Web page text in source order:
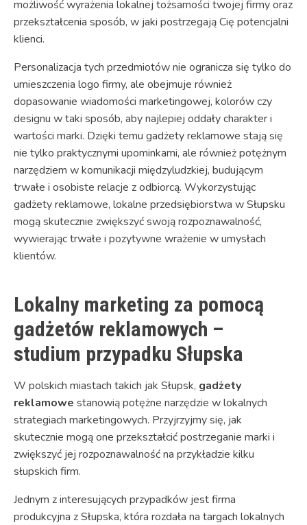
możliwość wyrażenia lokalnej tożsamości twojej firmy oraz
przekształcenia sposób, w jaki postrzegają Cię potencjalni
klienci.
Personalizacja tych przedmiotów nie ogranicza się tylko do
umieszczenia logo firmy, ale obejmuje również
dopasowanie wiadomości marketingowej, kolorów czy
designu w taki sposób, aby najlepiej oddały charakter i
wartości marki. Dzięki temu gadżety reklamowe stają się
nie tylko praktycznymi upominkami, ale również potężnym
narzędziem w komunikacji międzyludzkiej, budującym
trwałe i osobiste relacje z odbiorcą. Wykorzystując
gadżety reklamowe, lokalne przedsiębiorstwa w Słupsku
mogą skutecznie zwiększyć swoją rozpoznawalność,
wywierając trwałe i pozytywne wrażenie w umysłach
klientów.
Lokalny marketing za pomocą
gadżetów reklamowych –
studium przypadku Słupska
W polskich miastach takich jak Słupsk, gadżety
reklamowe stanowią potężne narzędzie w lokalnych
strategiach marketingowych. Przyjrzyjmy się, jak
skutecznie mogą one przekształcić postrzeganie marki i
zwiększyć jej rozpoznawalność na przykładzie kilku
słupskich firm.
Jednym z interesujących przypadków jest firma
produkcyjna z Słupska, która rozdała na targach lokalnych